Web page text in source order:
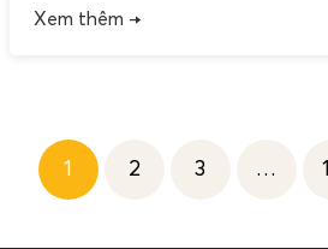
đến từ nhiều nguyên nhân khác
Xem thêm →
1 2 3 …